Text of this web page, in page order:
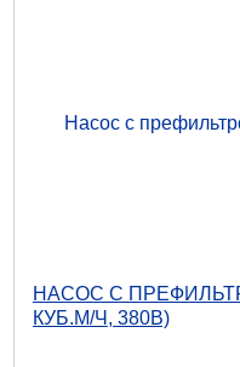
НАСОС С
КУБ.М/Ч, 380В)